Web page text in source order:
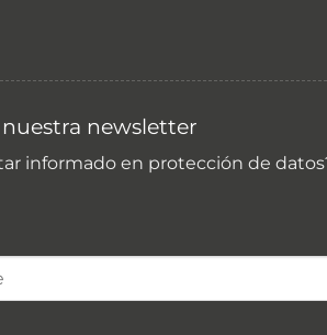
newsletter
informado en protección de